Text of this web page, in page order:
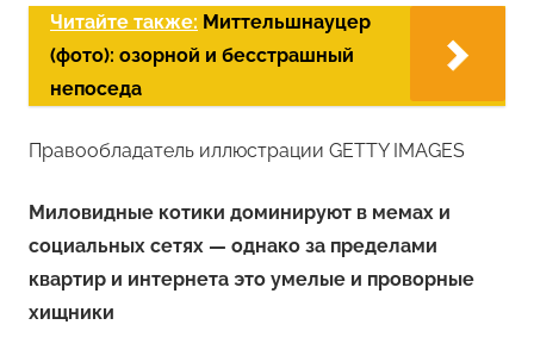
Читайте также: Миттельшнауцер
(фото): озорной и бесстрашный
непоседа
Правообладатель иллюстрации GETTY IMAGES
Миловидные котики доминируют в мемах и
социальных сетях — однако за пределами
квартир и интернета это умелые и проворные
хищники